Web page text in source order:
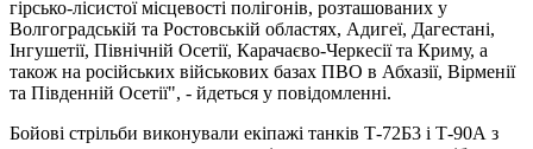
гірсько-лісистої місцевості полігонів, розташованих у
Волгоградській та Ростовській областях, Адигеї, Дагестані,
Інгушетії, Північній Осетії, Карачаєво-Черкесії та Криму, а
також на російських військових базах ПВО в Абхазії, Вірменії
та Південній Осетії", - йдеться у повідомленні.
Бойові стрільби виконували екіпажі танків Т-72Б3 і Т-90А з